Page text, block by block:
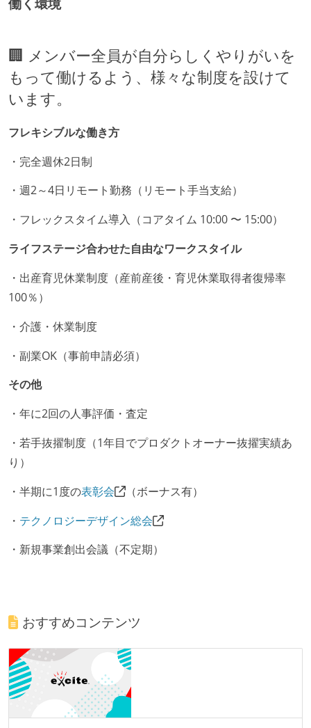
🏢 メンバー全員が自分らしくやりがいを
もって働けるよう、様々な制度を設けて
います。
フレキシブルな働き方
・完全週休2日制
・週2～4日リモート勤務（リモート手当支給）
・フレックスタイム導入（コアタイム 10:00 〜 15:00）
ライフステージ合わせた自由なワークスタイル
・出産育児休業制度（産前産後・育児休業取得者復帰率
100％）
・介護・休業制度
・副業OK（事前申請必須）
その他
・年に2回の人事評価・査定
・若手抜擢制度（1年目でプロダクトオーナー抜擢実績あ
り）
・半期に1度の表彰会
（ボーナス有）
・ テクノロジーデザイン総会
・新規事業創出会議（不定期）
おすすめコンテンツ